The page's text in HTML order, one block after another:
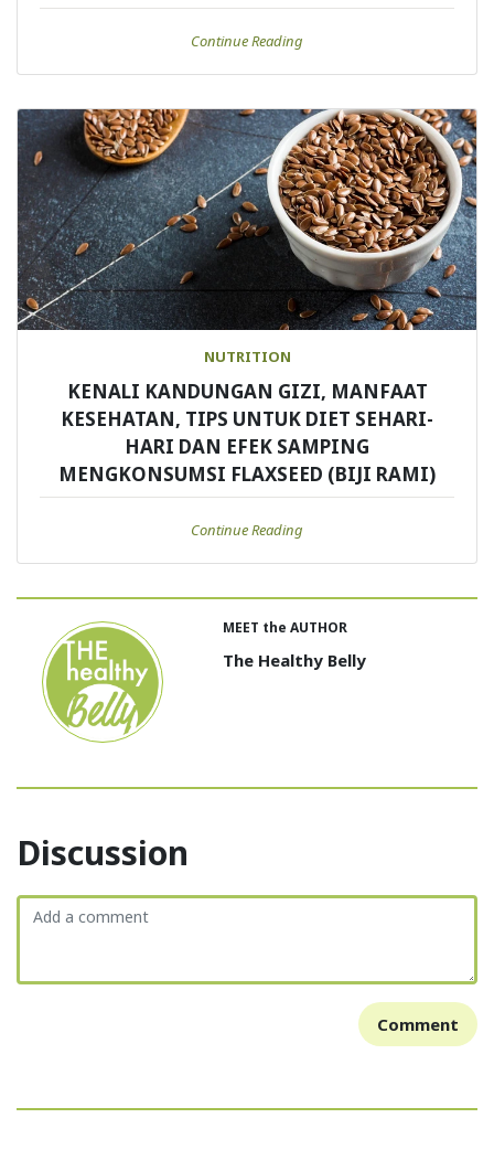
Continue Reading
NUTRITION
KENALI KANDUNGAN GIZI, MANFAAT
KESEHATAN, TIPS UNTUK DIET SEHARI-
HARI DAN EFEK SAMPING
MENGKONSUMSI FLAXSEED (BIJI RAMI)
Continue Reading
MEET the AUTHOR
The Healthy Belly
Discussion
Comment